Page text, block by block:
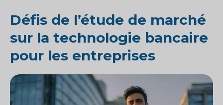
Défis de l’étude de marché
sur la technologie bancaire
pour les entreprises